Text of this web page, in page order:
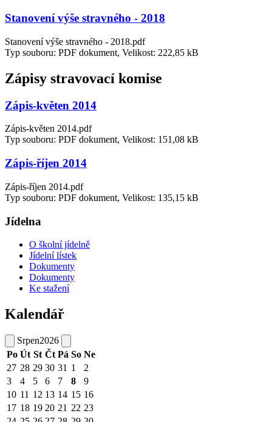
Stanovení výše stravného - 2018
Stanovení výše stravného - 2018.pdf
Typ souboru: PDF dokument, Velikost: 222,85 kB
Zápisy stravovací komise
Zápis-květen 2014
Zápis-květen 2014.pdf
Typ souboru: PDF dokument, Velikost: 151,08 kB
Zápis-říjen 2014
Zápis-říjen 2014.pdf
Typ souboru: PDF dokument, Velikost: 135,15 kB
Jídelna
O školní jídelně
Jídelní lístek
Dokumenty
Dokumenty
Ke stažení
Kalendář
Srpen2026
Po Út St Čt Pá So Ne
27 28 29 30 31 1
2
3
4 5 6 7 8
9
10 11 12 13 14 15 16
17 18 19 20 21 22 23